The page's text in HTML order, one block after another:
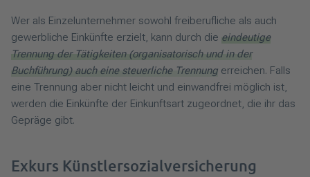
Wer als Einzelunternehmer sowohl freiberufliche als auch
gewerbliche Einkünfte erzielt, kann durch die eindeutige
Trennung der Tätigkeiten (organisatorisch und in der
Buchführung) auch eine steuerliche Trennung erreichen. Falls
eine Trennung aber nicht leicht und einwandfrei möglich ist,
werden die Einkünfte der Einkunftsart zugeordnet, die ihr das
Gepräge gibt.
Exkurs Künstlersozialversicherung